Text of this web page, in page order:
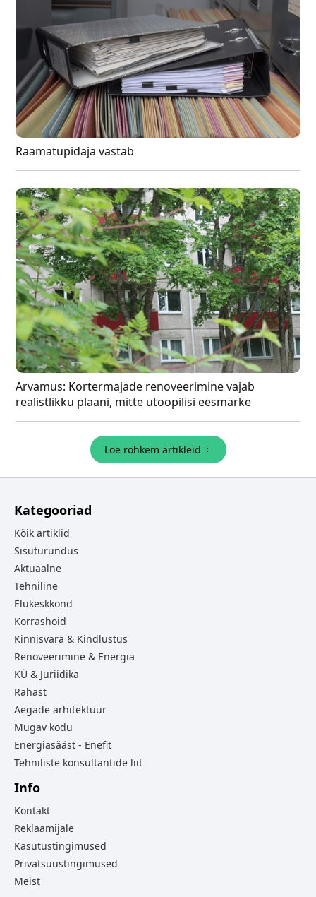
Raamatupidaja vastab
Arvamus: Kortermajade renoveerimine vajab
realistlikku plaani, mitte utoopilisi eesmärke
Loe rohkem artikleid
Kategooriad
Kõik artiklid
Sisuturundus
Aktuaalne
Tehniline
Elukeskkond
Korrashoid
Kinnisvara & Kindlustus
Renoveerimine & Energia
KÜ & Juriidika
Rahast
Aegade arhitektuur
Mugav kodu
Energiasääst - Enefit
Tehniliste konsultantide liit
Info
Kontakt
Reklaamijale
Kasutustingimused
Privatsuustingimused
Meist